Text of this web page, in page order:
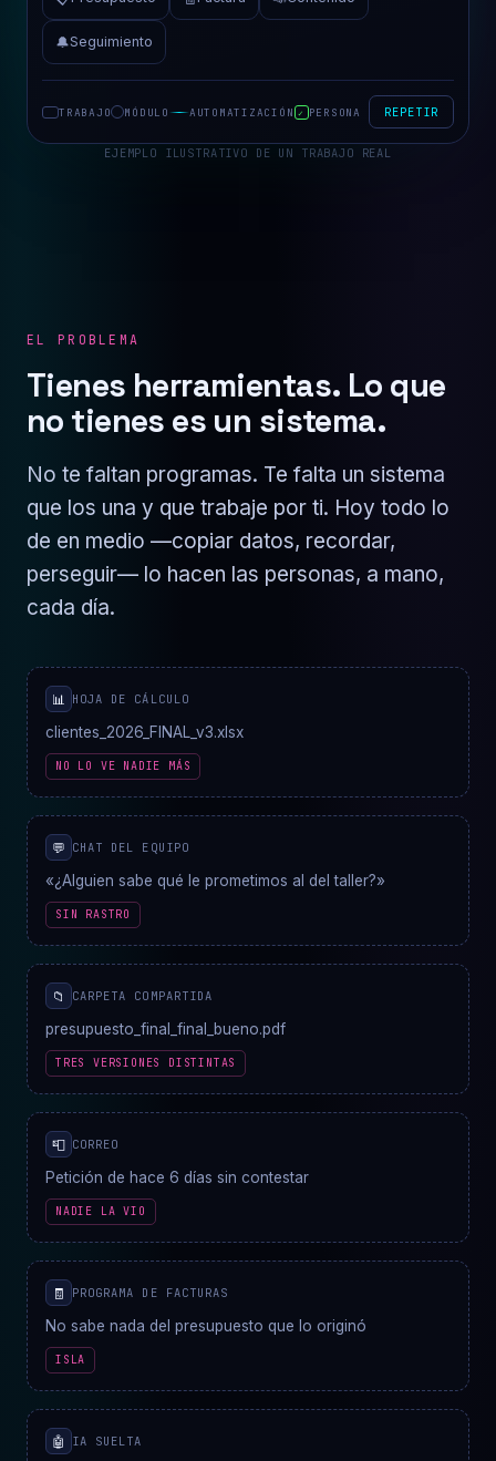
🔔Seguimiento
TRABAJO MÓDULO AUTOMATIZACIÓN ✓ PERSONA REPETIR
EJEMPLO ILUSTRATIVO DE UN TRABAJO REAL
EL PROBLEMA
Tienes herramientas. Lo que
no tienes es un sistema.
No te faltan programas. Te falta un sistema
que los una y que trabaje por ti. Hoy todo lo
de en medio —copiar datos, recordar,
perseguir— lo hacen las personas, a mano,
cada día.
📊 HOJA DE CÁLCULO
clientes_2026_FINAL_v3.xlsx
NO LO VE NADIE MÁS
💬 CHAT DEL EQUIPO
«¿Alguien sabe qué le prometimos al del taller?»
SIN RASTRO
📁 CARPETA COMPARTIDA
presupuesto_final_final_bueno.pdf
TRES VERSIONES DISTINTAS
📮 CORREO
Petición de hace 6 días sin contestar
NADIE LA VIO
🧾 PROGRAMA DE FACTURAS
No sabe nada del presupuesto que lo originó
ISLA
🤖 IA SUELTA